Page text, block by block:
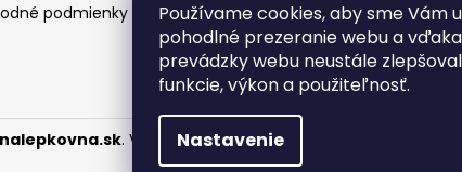
Používame cookies, aby sme Vám
pohodlné prezeranie webu a
prevádzky webu neustále
funkcie, výkon a použiteľnosť.
Nastavenie
podmienky Podmienky ochrany osobných údajov
nalepkovna.sk. Všetky práva vyhradené.